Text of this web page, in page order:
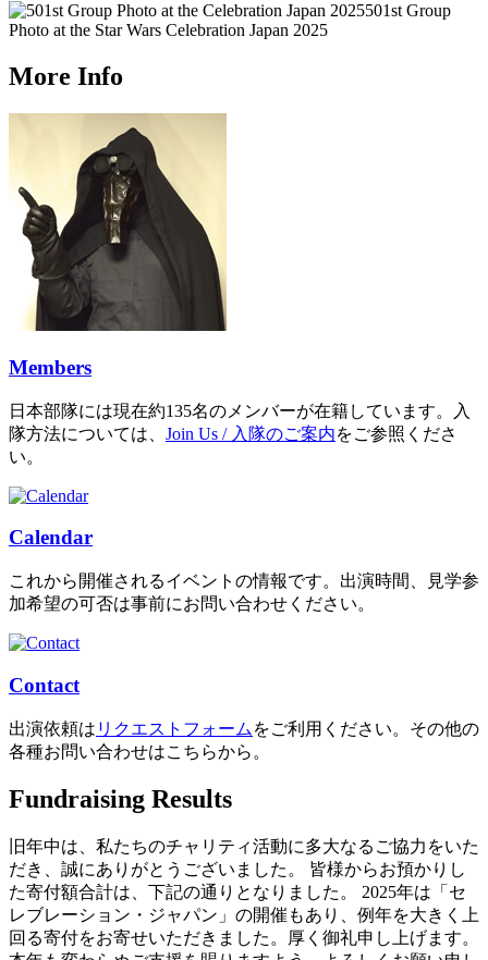
501st Group
Photo at the Star Wars Celebration Japan 2025
More Info
Members
日本部隊には現在約135名のメンバーが在籍しています。入
隊方法については、 Join Us / 入隊のご案内をご参照くださ
い。
Calendar
これから開催されるイベントの情報です。出演時間、見学参
加希望の可否は事前にお問い合わせください。
Contact
出演依頼は リクエストフォーム をご利用ください。その他の
各種お問い合わせはこちらから。
Fundraising Results
旧年中は、私たちのチャリティ活動に多大なるご協力をいた
だき、誠にありがとうございました。 皆様からお預かりし
た寄付額合計は、下記の通りとなりました。 2025年は「セ
レブレーション・ジャパン」の開催もあり、例年を大きく上
回る寄付をお寄せいただきました。厚く御礼申し上げます。